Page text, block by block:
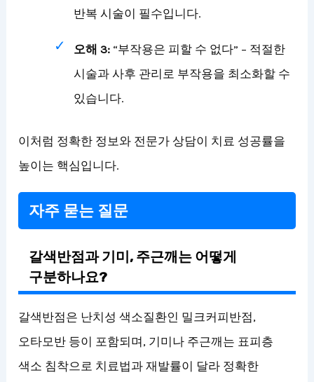
반복 시술이 필수입니다.
오해 3: “부작용은 피할 수 없다” – 적절한
시술과 사후 관리로 부작용을 최소화할 수
있습니다.
이처럼 정확한 정보와 전문가 상담이 치료 성공률을
높이는 핵심입니다.
자주 묻는 질문
갈색반점과 기미, 주근깨는 어떻게
구분하나요?
갈색반점은 난치성 색소질환인 밀크커피반점,
오타모반 등이 포함되며, 기미나 주근깨는 표피층
색소 침착으로 치료법과 재발률이 달라 정확한